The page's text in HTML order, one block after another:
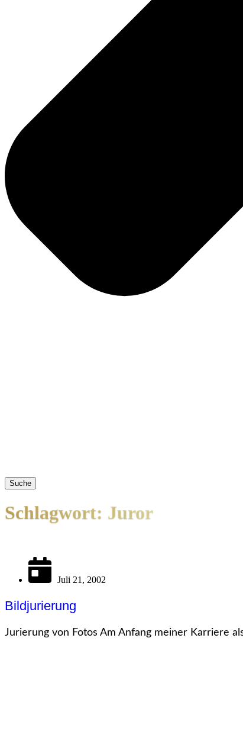
Suche
Schlagwort: Juror
Juli 21, 2002
Bildjurierung
Jurierung von Fotos Am Anfang meiner Karriere